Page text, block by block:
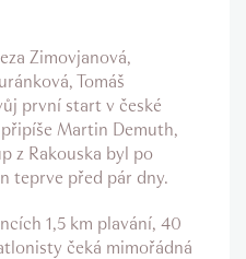
Zimovjanová,
Tomáš
první start v české
Martin Demuth,
z Rakouska byl po
teprve před pár dny.
1,5 km plavání, 40
čeká mimořádná